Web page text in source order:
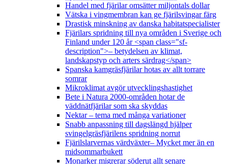
Handel med fjärilar omsätter miljontals dollar
Vätska i vingmembran kan ge fjärilsvingar färg
Drastisk minskning av danska habitatspecialister
Fjärilars spridning till nya områden i Sverige och
Finland under 120 år <span class="sf-
description">– betydelsen av klimat,
landskapstyp och arters särdrag</span>
Spanska kamgräsfjärilar hotas av allt torrare
somrar
Mikroklimat avgör utvecklingshastighet
Bete i Natura 2000-områden hotar de
väddnätfjärilar som ska skyddas
Nektar – tema med många variationer
Snabb anpassning till dagslängd hjälper
svingelgräsfjärilens spridning norrut
Fjärilslarvernas värdväxter– Mycket mer än en
midsommarbukett
Monarker migrerar söderut allt senare